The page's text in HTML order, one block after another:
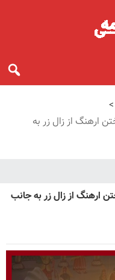
>
ارهنگ از زال زر به
ارهنگ از زال زر به جانب